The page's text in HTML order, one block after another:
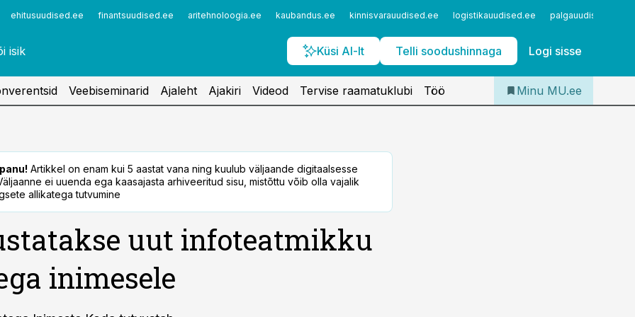
ehitusuudised.ee finantsuudised.ee aritehnoloogia.ee kaubandus.ee kinnisvarauudised.ee logistikauudised.ee palgauudised.ee
Küsi AI-lt Telli soodushinnaga Logi sisse
Iseteenindus
Telli Meditsiiniuudised
Veebiseminarid Ajaleht Ajakiri Videod Tervise raamatuklubi Töö Minu MU.ee
Artikkel on enam kui 5 aastat vana ning kuulub väljaande digitaalsesse
ei uuenda ega kaasajasta arhiveeritud sisu, mistõttu võib olla vajalik
allikatega tutvumine
uut infoteatmikku
inimesele